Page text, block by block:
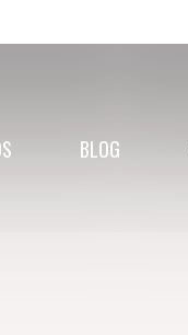
BLOG